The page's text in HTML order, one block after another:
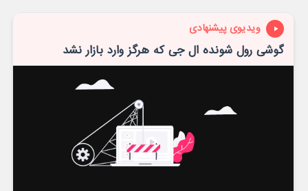
ویدیوی پیشنهادی
گوشی رول شونده ال جی که هرگز وارد بازار نشد